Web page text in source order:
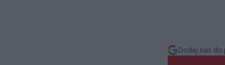
Dodaj nas do